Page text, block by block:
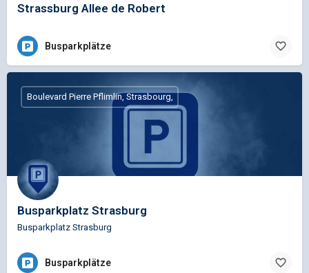
Strassburg Allee de Robert
Busparkplätze
Busparkplatz Strasburg
Busparkplatz Strasburg
Boulevard Pierre Pflimlin, Strasbourg,
Busparkplätze